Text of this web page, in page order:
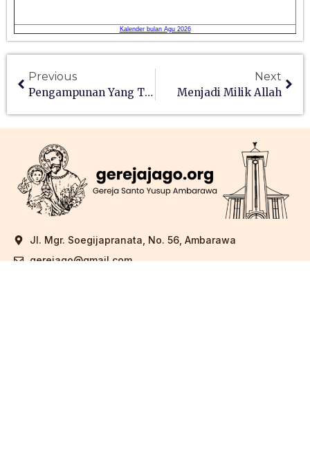
Previous
Pengampunan Yang Tulus
Next
Menjadi Milik Allah
Jl. Mgr. Soegijapranata, No. 56, Ambarawa
gerejago@gmail.com